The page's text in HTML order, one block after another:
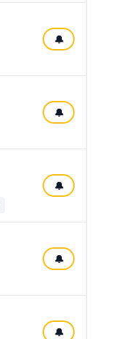
🔔
🔔
🔔
🔔
🔔